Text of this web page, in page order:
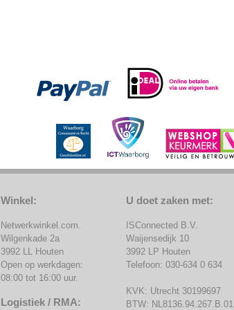
Winkel:
Netwerkwinkel.com.
Wilgenkade 2a
3992 LL Houten
Open op werkdagen:
08:00 tot 16:00 uur.
Logistiek / RMA:
U doet zaken met:
ISConnected B.V.
Waijensedijk 10
3992 LP Houten
Telefoon: 030-634 0 634
KVK: Utrecht 30199697
BTW: NL8136.94.267.B.01